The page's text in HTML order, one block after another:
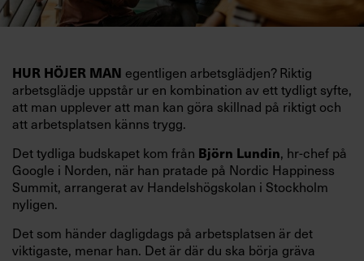
HUR HÖJER MAN egentligen arbetsglädjen? Riktig
arbetsglädje uppstår ur en kombination av ett tydligt syfte,
att man upplever att man kan göra skillnad på riktigt och
att arbetsplatsen känns trygg.
Det tydliga budskapet kom från Björn Lundin, hr-chef på
Google i Norden, när han pratade på Nordic Happiness
Summit, arrangerat av Handelshögskolan i Stockholm
nyligen.
Det som händer dagligdags på arbetsplatsen är det
viktigaste, menar han. Det är där du ska börja gräva